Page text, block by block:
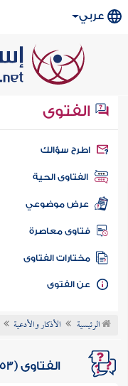
عربي
الفتوى
سؤالك
الفتاوى الحية
عرض موضوعي
فتاوى معاصرة
مختارات الفتاوى
الفتوى
الرئيسية الأذكار والأدعية
الفتاوى (253)